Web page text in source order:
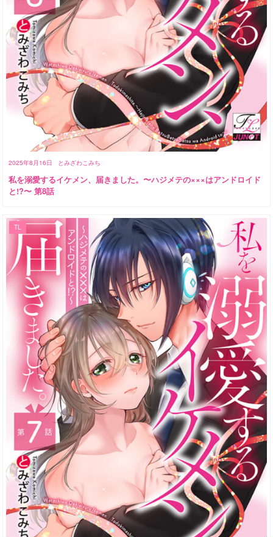
2025年8月16日 とみざわこみち
私を溺愛するイケメン、届きました。〜ハジメテの×××はアンドロイド
と!?〜 第8話
TL